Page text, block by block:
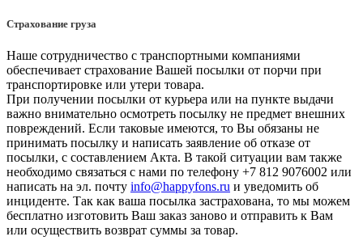
Страхование груза
Наше сотрудничество с транспортными компаниями
обеспечивает страхование Вашей посылки от порчи при
транспортировке или утери товара.
При получении посылки от курьера или на пункте выдачи
важно внимательно осмотреть посылку не предмет внешних
повреждений. Если таковые имеются, то Вы обязаны не
принимать посылку и написать заявление об отказе от
посылки, с составлением Акта. В такой ситуации вам также
необходимо связаться с нами по телефону +7 812 9076002 или
написать на эл. почту info@happyfons.ru и уведомить об
инциденте. Так как ваша посылка застрахована, то мы можем
бесплатно изготовить Ваш заказ заново и отправить к Вам
или осуществить возврат суммы за товар.